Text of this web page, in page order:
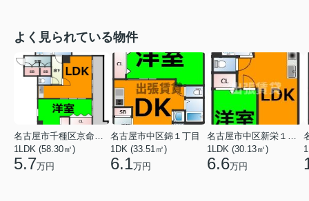
よく見られている物件
1LDK (58.30㎡)
5.7万円
名古屋市中区錦１丁目
1DK (33.51㎡)
6.1万円
1LDK (30.13㎡)
6.6万円